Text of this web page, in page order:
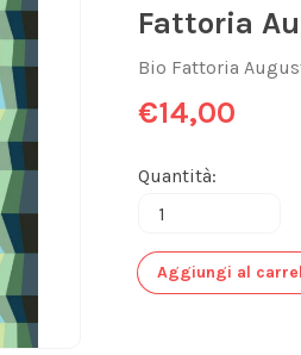
Fattoria
Bio Fattoria
€14,00
Quantità:
Aggiungi al